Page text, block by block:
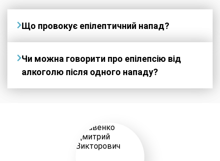
Що провокує епілептичний напад?
Чи можна говорити про епілепсію від
алкоголю після одного нападу?